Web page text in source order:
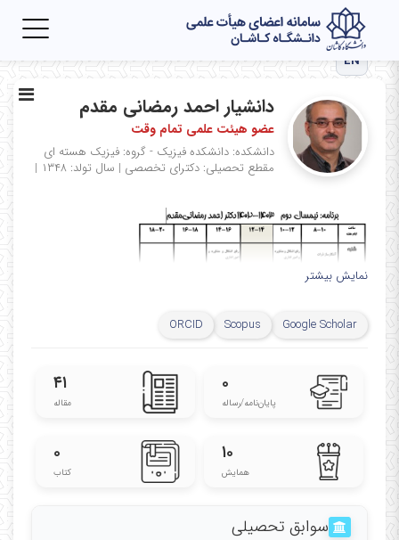
EN
دانشیار احمد رمضانی مقدم
عضو هیئت علمی تمام وقت
دانشکده: دانشکده فیزیک - گروه: فیزیک هسته ای
مقطع تحصیلی: دکترای تخصصی | سال تولد: ۱۳۴۸ |
نمایش بیشتر
Google Scholar
Scopus
ORCID
۰
پایان‌نامه‌/رساله
۴۱
مقاله
۱۰
همایش
۰
کتاب
سوابق تحصیلی